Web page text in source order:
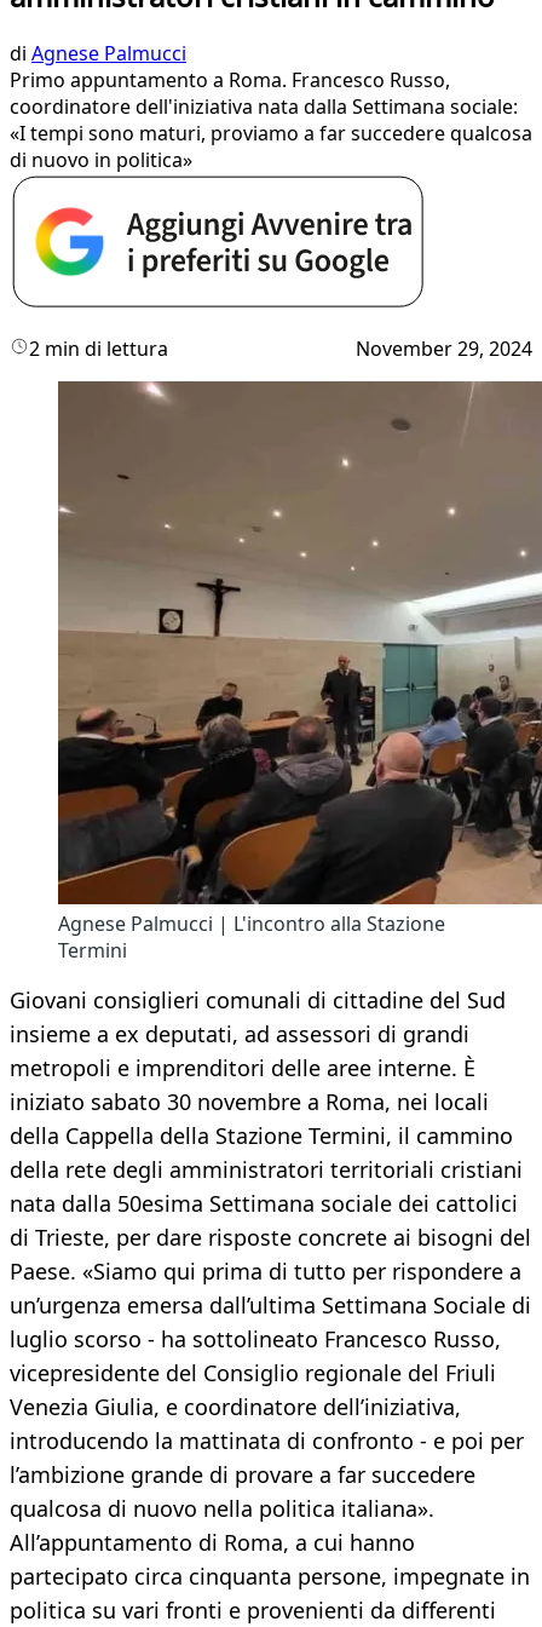
di Agnese Palmucci
Primo appuntamento a Roma. Francesco Russo,
coordinatore dell'iniziativa nata dalla Settimana sociale:
«I tempi sono maturi, proviamo a far succedere qualcosa
di nuovo in politica»
2 min di lettura November 29, 2024
Agnese Palmucci | L'incontro alla Stazione
Termini
Giovani consiglieri comunali di cittadine del Sud
insieme a ex deputati, ad assessori di grandi
metropoli e imprenditori delle aree interne. È
iniziato sabato 30 novembre a Roma, nei locali
della Cappella della Stazione Termini, il cammino
della rete degli amministratori territoriali cristiani
nata dalla 50esima Settimana sociale dei cattolici
di Trieste, per dare risposte concrete ai bisogni del
Paese. «Siamo qui prima di tutto per rispondere a
un’urgenza emersa dall’ultima Settimana Sociale di
luglio scorso - ha sottolineato Francesco Russo,
vicepresidente del Consiglio regionale del Friuli
Venezia Giulia, e coordinatore dell’iniziativa,
introducendo la mattinata di confronto - e poi per
l’ambizione grande di provare a far succedere
qualcosa di nuovo nella politica italiana».
All’appuntamento di Roma, a cui hanno
partecipato circa cinquanta persone, impegnate in
politica su vari fronti e provenienti da differenti